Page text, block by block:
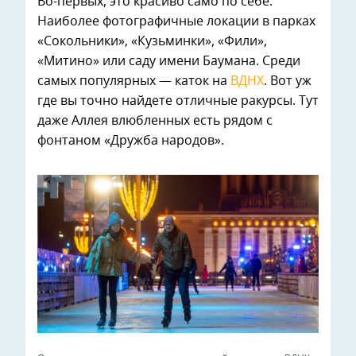
Наиболее фотографичные локации в парках
«Сокольники», «Кузьминки», «Фили»,
«Митино» или саду имени Баумана. Среди
самых популярных — каток на ВДНХ. Вот уж
где вы точно найдете отличные ракурсы. Тут
даже Аллея влюбленных есть рядом с
фонтаном «Дружба народов».